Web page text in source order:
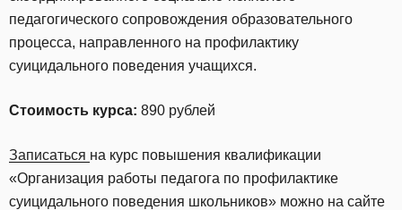
педагогического сопровождения образовательного
процесса, направленного на профилактику
суицидального поведения учащихся.
Стоимость курса: 890 рублей
Записаться на курс повышения квалификации
«Организация работы педагога по профилактике
суицидального поведения школьников» можно на сайте